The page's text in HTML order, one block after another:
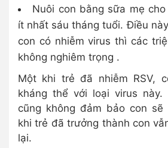
Nuôi con bằng sữa mẹ
ít nhất sáu tháng tuổi. Điều
con có nhiễm virus thì các
không nghiêm trọng .
Một khi trẻ đã nhiễm RSV,
kháng thể với loại virus này.
cũng không đảm bảo con sẽ
khi trẻ đã trưởng thành con
lại.